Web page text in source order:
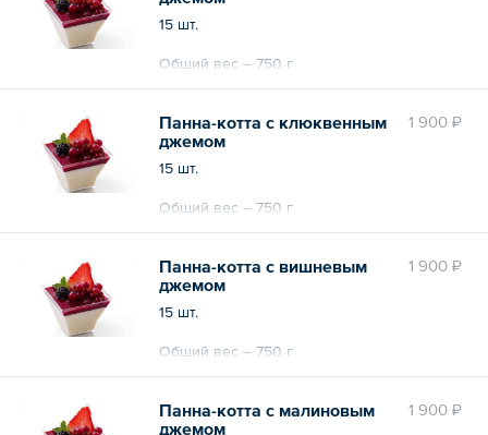
15 шт.
Общий вес – 750 г
1 900 ₽
Панна-котта с клюквенным
джемом
15 шт.
Общий вес – 750 г
1 900 ₽
Панна-котта с вишневым
джемом
15 шт.
Общий вес – 750 г
1 900 ₽
Панна-котта с малиновым
джемом